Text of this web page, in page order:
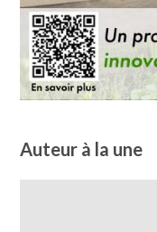
Auteur à la une